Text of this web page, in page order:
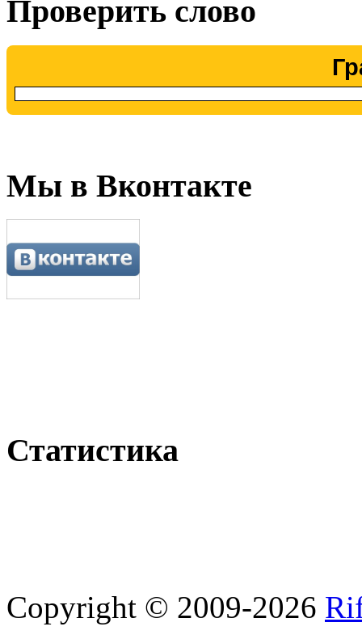
Проверить слово
Мы в Вконтакте
Статистика
Copyright © 2009-2026